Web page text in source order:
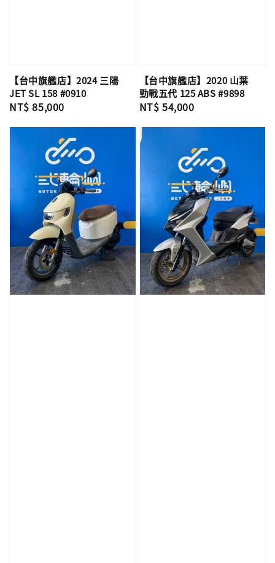
【台中旗艦店】2024 三陽
JET SL 158 #0910
Regular
NT$ 85,000
【台中旗艦店】2020 山葉
勁戰五代 125 ABS #9898
Regular
NT$ 54,000